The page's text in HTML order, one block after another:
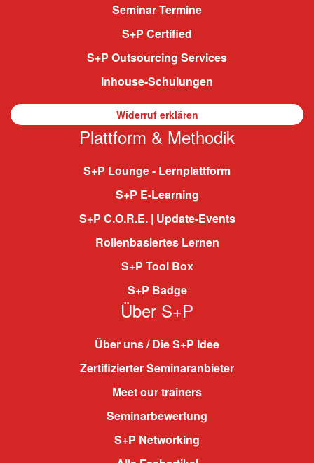
Seminar Termine
S+P Certified
S+P Outsourcing Services
Inhouse-Schulungen
Widerruf erklären
Plattform & Methodik
S+P Lounge - Lernplattform
S+P E-Learning
S+P C.O.R.E. | Update-Events
Rollenbasiertes Lernen
S+P Tool Box
S+P Badge
Über S+P
Über uns / Die S+P Idee
Zertifizierter Seminaranbieter
Meet our trainers
Seminarbewertung
S+P Networking